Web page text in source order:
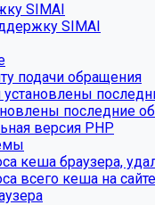
SIMAI
SIMAI
подачи обращения
последние
версия PHP
кеша браузера,
всего кеша на сайте